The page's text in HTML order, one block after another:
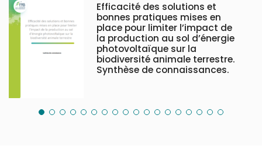
Efficacité des solutions et
bonnes pratiques mises en
place pour limiter l’impact de
la production au sol d’énergie
photovoltaïque sur la
biodiversité animale terrestre.
Synthèse de connaissances.